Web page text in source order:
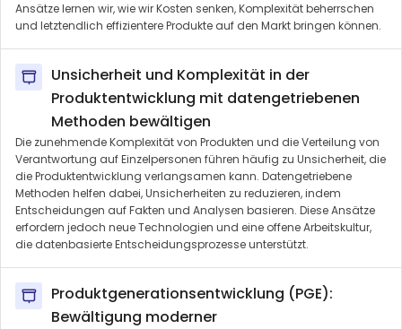
Ansätze lernen wir, wie wir Kosten senken, Komplexität beherrschen
und letztendlich effizientere Produkte auf den Markt bringen können.
Unsicherheit und Komplexität in der
Produktentwicklung mit datengetriebenen
Methoden bewältigen
Die zunehmende Komplexität von Produkten und die Verteilung von
Verantwortung auf Einzelpersonen führen häufig zu Unsicherheit, die
die Produktentwicklung verlangsamen kann. Datengetriebene
Methoden helfen dabei, Unsicherheiten zu reduzieren, indem
Entscheidungen auf Fakten und Analysen basieren. Diese Ansätze
erfordern jedoch neue Technologien und eine offene Arbeitskultur,
die datenbasierte Entscheidungsprozesse unterstützt.
Produktgenerationsentwicklung (PGE):
Bewältigung moderner